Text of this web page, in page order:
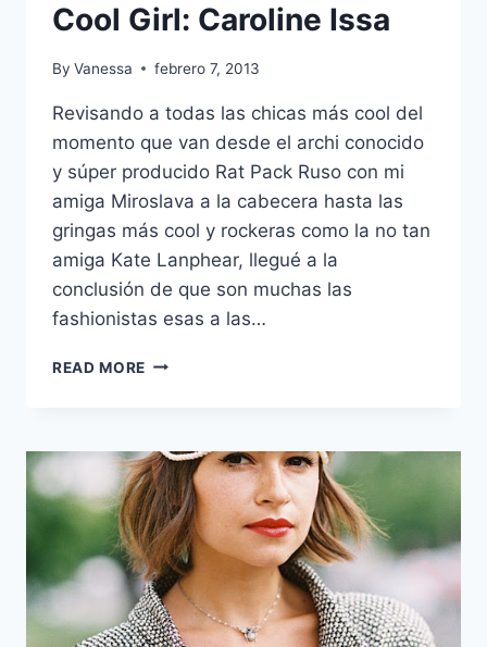
Cool Girl: Caroline Issa
By Vanessa febrero 7, 2013
Revisando a todas las chicas más cool del
momento que van desde el archi conocido
y súper producido Rat Pack Ruso con mi
amiga Miroslava a la cabecera hasta las
gringas más cool y rockeras como la no tan
amiga Kate Lanphear, llegué a la
conclusión de que son muchas las
fashionistas esas a las…
READ MORE COOL